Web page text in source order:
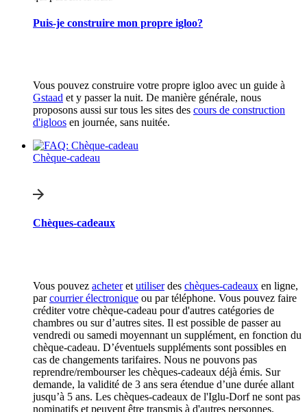
Puis-je construire mon propre igloo?
Vous pouvez construire votre propre igloo avec un guide à
Gstaad et y passer la nuit. De manière générale, nous
proposons aussi sur tous les sites des cours de construction
d'igloos en journée, sans nuitée.
Chèque-cadeau
Chèques-cadeaux
Vous pouvez acheteret utiliserdes chèques-cadeaux en ligne,
parcourrier électronique ou par téléphone. Vous pouvez faire
créditer votre chèque-cadeau pour d'autres catégories de
chambres ou sur d’autres sites. Il est possible de passer au
vendredi ou samedi moyennant un supplément, en fonction du
chèque-cadeau. D’éventuels suppléments sont possibles en
cas de changements tarifaires. Nous ne pouvons pas
reprendre/rembourser les chèques-cadeaux déjà émis. Sur
demande, la validité de 3 ans sera étendue d’une durée allant
jusqu’à 5 ans. Les chèques-cadeaux de l'Iglu-Dorf ne sont pas
nominatifs et peuvent être transmis à d'autres personnes.